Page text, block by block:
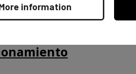
information